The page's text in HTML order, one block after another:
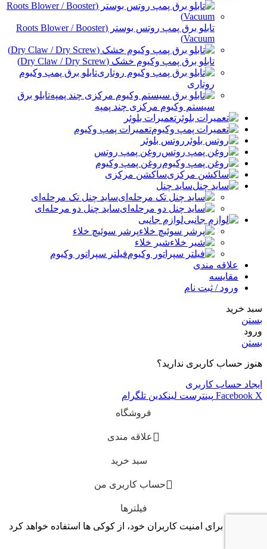
تابلو برق پمپ روتس بوستر (Roots Blower / Booster
Vacuum)
تابلو برق پمپ وکیوم خشک (Dry Claw / Dry Screw)
تابلو برق پمپ وکیوم
روتاری
تابلو برق
سیستم وکیوم مرکزی چند پمپه
تعمیرات بلوئر
تعمیرات پمپ وکیوم
روتس بلوئر
روغن پمپ روتس
روغن پمپ وکیوم
ساکشن مرکزی
ساید چنل
ساید چنل تک مرحله‌ای
ساید چنل دو مرحله‌ای
لوازم جانبی
پرشر سوئیچ خلاء
شیر خلاء
فیلتر سپراتور وکیوم
علاقه مندی
مقایسه
ورود / ثبت نام
سبد خرید
بستن
ورود
بستن
هنوز حساب کاربری ندارید؟
ایجاد حساب کاربری
Facebook X پینترست لینکدین تلگرام
فروشگاه
علاقه مندی
سبد خرید
حساب کاربری من
فیلترها
این سایت برای امنیت کاربران خود، از کوکی ها استفاده خواهد کرد